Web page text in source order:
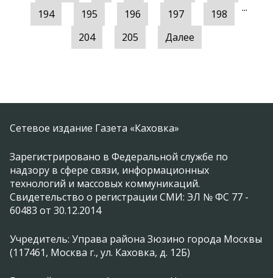
194
195 196 197 198 ...
204 205 Далее
Сетевое издание Газета «Каховка»
Зарегистрировано в Федеральной службе по
надзору в сфере связи, информационных
технологий и массовых коммуникаций.
Свидетельство о регистрации СМИ: ЭЛ № ФС 77 -
60483 от 30.12.2014
Учредитель: Управа района Зюзино города Москвы
(117461, Москва г., ул. Каховка, д. 12Б)